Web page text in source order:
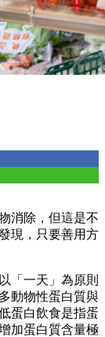
消除，但這是不
現，只要善用方
「一天」為原則
動物性蛋白質與
蛋白飲食是指蛋
加蛋白質含量極